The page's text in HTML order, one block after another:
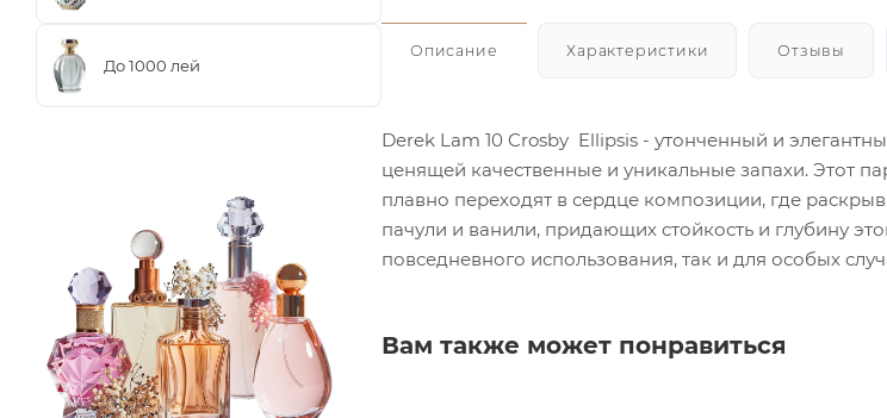
Описание Характеристики Отзывы
Derek Lam 10 Crosby Ellipsis - утонченный и
ценящей качественные и уникальные запахи. Этот
плавно переходят в сердце композиции, где
пачули и ванили, придающих стойкость и глубину
повседневного использования, так и для особых
Вам также может понравиться
До 1000 лей